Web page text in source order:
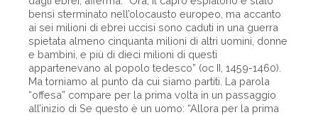
bensì sterminato nell’olocausto europeo, ma accanto
ai sei milioni di ebrei uccisi sono caduti in una guerra
spietata almeno cinquanta milioni di altri uomini, donne
e bambini, e più di dieci milioni di questi
appartenevano al popolo tedesco” (oc II, 1459-1460).
Ma torniamo al punto da cui siamo partiti. La parola
“offesa” compare per la prima volta in un passaggio
all’inizio di Se questo è un uomo: “Allora per la prima